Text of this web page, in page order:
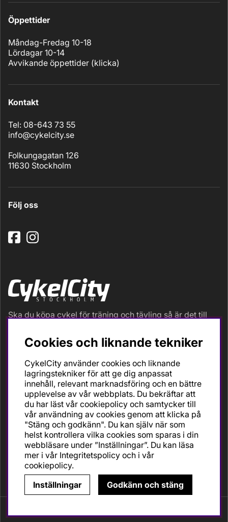
Öppettider
Måndag-Fredag 10-18
Lördagar 10-14
Avvikande öppettider (klicka)
Kontakt
Tel: 08-643 73 55
info@cykelcity.se
Folkungagatan 126
11630 Stockholm
Följ oss
Ska du köpa cykel för träning och tävling så är det till
Vi är en mycket personlig cykelaffär med hög
servicegrad och alla vi som jobbar är inbitna cyklister
och dess produkter. Gör din bästa cykelaffär på
CykelCity!
Cookies och liknande tekniker
CykelCity använder cookies och liknande
lagringstekniker för att ge dig anpassat
innehåll, relevant marknadsföring och en bättre
upplevelse av vår webbplats. Du bekräftar att
du har läst vår cookiepolicy och samtycker till
vår användning av cookies genom att klicka på
"Stäng och godkänn". Du kan själv när som
helst kontrollera vilka cookies som sparas i din
webbläsare under ”Inställningar”. Du kan läsa
mer i vår Integritetspolicy och i vår
cookiepolicy.
Inställningar
Godkänn och stäng